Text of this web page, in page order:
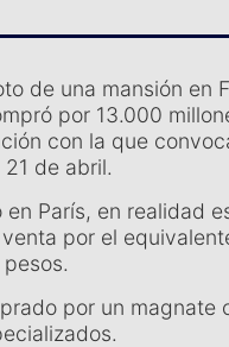
de una mansión en
por 13.000
con la que
de abril.
París, en realidad
por el
por un magnate